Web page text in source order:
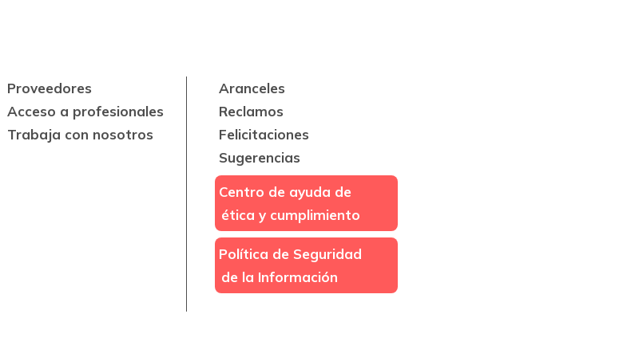
Proveedores
Acceso a profesionales
Trabaja con nosotros
Aranceles
Reclamos
Felicitaciones
Sugerencias
Centro de ayuda de
ética y cumplimiento
Política de Seguridad
de la Información